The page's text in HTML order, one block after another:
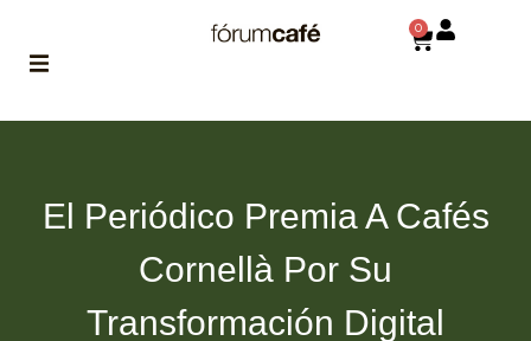
0
El Periódico Premia A Cafés
Cornellà Por Su
Transformación Digital